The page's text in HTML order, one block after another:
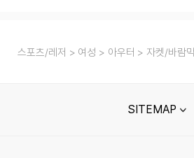
스포츠/레저 여성 아우터 자켓/바람
SITEMAP